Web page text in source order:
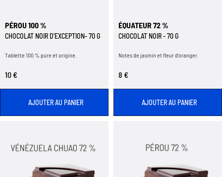
PÉROU 100 %
CHOCOLAT NOIR D'EXCEPTION- 70 G
Tablette 100 % pure et origine.
10 €
AJOUTER AU PANIER
ÉQUATEUR 72 %
CHOCOLAT NOIR - 70 G
Notes de jasmin et fleur d’oranger.
8 €
AJOUTER AU PANIER